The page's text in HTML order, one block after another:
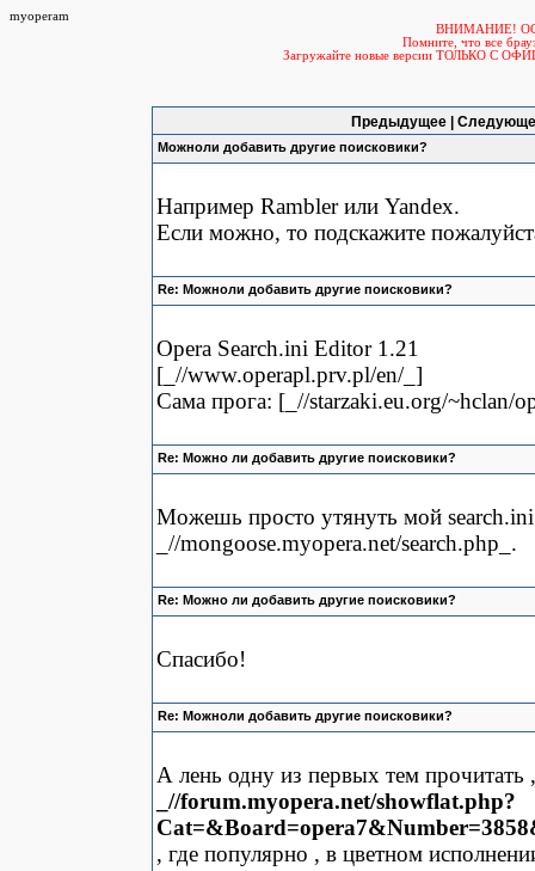
myoperam
ВНИМАНИЕ!
Помните, что все
Загружайте новые версии ТОЛЬКО С
Предыдущее |
Можноли добавить другие поисковики?
Например Rambler или Yandex.
Если можно, то подскажите
Re: Можноли добавить другие поисковики?
Opera Search.ini Editor 1.21
[_//www.operapl.prv.pl/en/_]
Сама прога: [_//starzaki.eu.org/~hclan/
Re: Можно ли добавить другие поисковики?
Можешь просто утянуть мой
_//mongoose.myopera.net/search.php_.
Re: Можно ли добавить другие поисковики?
Спасибо!
Re: Можноли добавить другие поисковики?
А лень одну из первых тем
_//forum.myopera.net/showflat.php?
, где популярно , в цветном